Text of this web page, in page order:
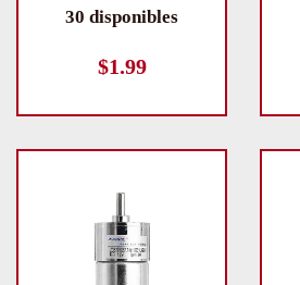
30 disponibles
$1.99